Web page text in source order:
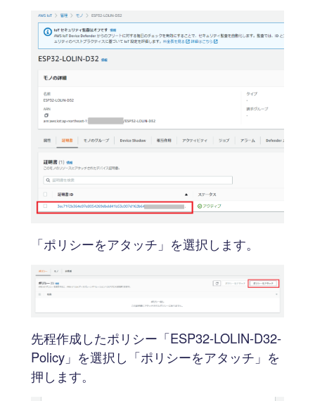
「ポリシーをアタッチ」を選択します。
先程作成したポリシー「ESP32-LOLIN-D32-
Policy」を選択し「ポリシーをアタッチ」を
押します。